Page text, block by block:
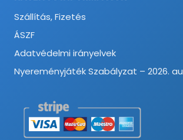
Szállítás, Fizetés
ÁSZF
Adatvédelmi irányelvek
Nyereményjáték Szabályzat – 2026.